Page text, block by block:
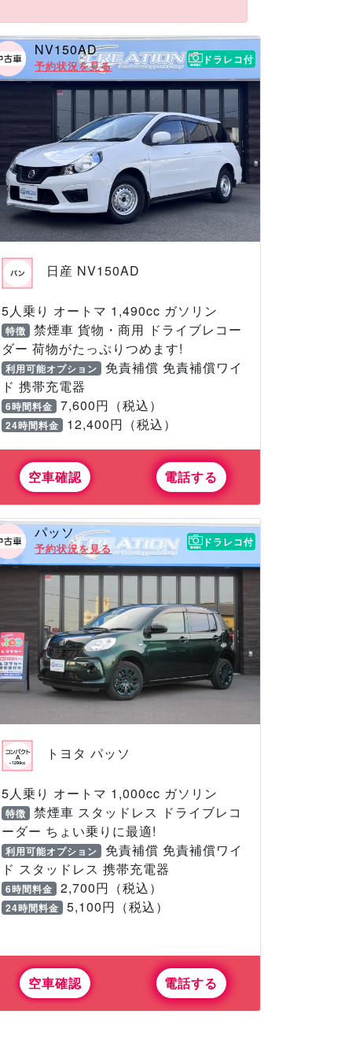
NV150AD
予約状況を見る
ドラレコ付
日産 NV150AD
5人乗り オートマ 1,490cc ガソリン
特徴 禁煙車 貨物・商用 ドライブレコー
ダー 荷物がたっぷりつめます!
利用可能オプション 免責補償 免責補償ワイ
ド 携帯充電器
6時間料金 7,600円（税込）
24時間料金 12,400円（税込）
空車確認 電話する
パッソ
予約状況を見る
ドラレコ付
トヨタ パッソ
5人乗り オートマ 1,000cc ガソリン
特徴 禁煙車 スタッドレス ドライブレコ
ーダー ちょい乗りに最適!
利用可能オプション 免責補償 免責補償ワイ
ド スタッドレス 携帯充電器
6時間料金 2,700円（税込）
24時間料金 5,100円（税込）
空車確認 電話する